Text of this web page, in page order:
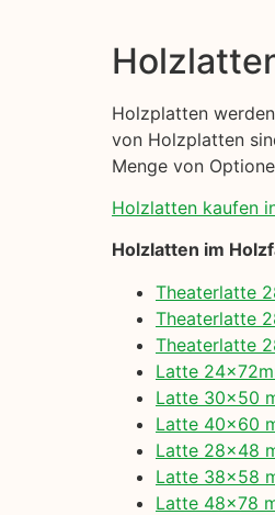
Holzplatten
von Holzplatten
Menge von
Holzlatten kaufen
Holzlatten im
Theaterlatte
Theaterlatte
Theaterlatte
Latte
Latte 30×50
Latte 40×60
Latte 28×48
Latte 38×58
Latte 48×78